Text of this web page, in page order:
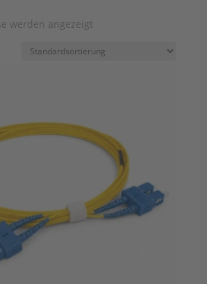
werden angezeigt